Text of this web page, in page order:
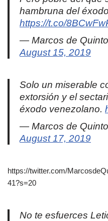
hambruna del
https://t.co/
— Marcos de
August 15, 2019
Solo un miserable
extorsión y el
éxodo venezolano.
— Marcos de
August 17, 2019
https://twitter.com/
41?s=20
No te esfuerces